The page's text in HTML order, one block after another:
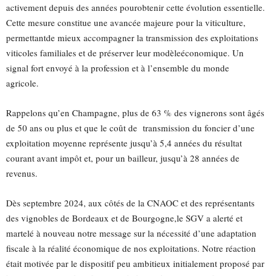
activement depuis des années pourobtenir cette évolution essentielle.
Cette mesure constitue une avancée majeure pour la viticulture,
permettantde mieux accompagner la transmission des exploitations
viticoles familiales et de préserver leur modèleéconomique. Un
signal fort envoyé à la profession et à l’ensemble du monde
agricole.
Rappelons qu’en Champagne, plus de 63 % des vignerons sont âgés
de 50 ans ou plus et que le coût de transmission du foncier d’une
exploitation moyenne représente jusqu’à 5,4 années du résultat
courant avant impôt et, pour un bailleur, jusqu’à 28 années de
revenus.
Dès septembre 2024, aux côtés de la CNAOC et des représentants
des vignobles de Bordeaux et de Bourgogne,le SGV a alerté et
martelé à nouveau notre message sur la nécessité d’une adaptation
fiscale à la réalité économique de nos exploitations. Notre réaction
était motivée par le dispositif peu ambitieux initialement proposé par